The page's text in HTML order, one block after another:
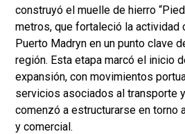
construyó el muelle de hierro
metros, que fortaleció la actividad
Puerto Madryn en un punto clave
región. Esta etapa marcó el inicio
expansión, con movimientos
servicios asociados al transporte
comenzó a estructurarse en torno
y comercial.